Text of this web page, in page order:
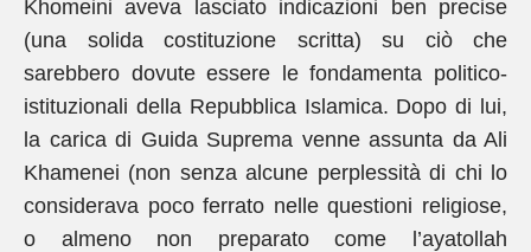
Khomeini aveva lasciato indicazioni ben precise
(una solida costituzione scritta) su ciò che
sarebbero dovute essere le fondamenta politico-
istituzionali della Repubblica Islamica. Dopo di lui,
la carica di Guida Suprema venne assunta da Ali
Khamenei (non senza alcune perplessità di chi lo
considerava poco ferrato nelle questioni religiose,
o almeno non preparato come l’ayatollah